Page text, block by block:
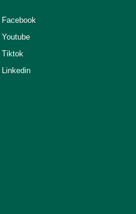
Facebook
Youtube
Tiktok
Linkedin